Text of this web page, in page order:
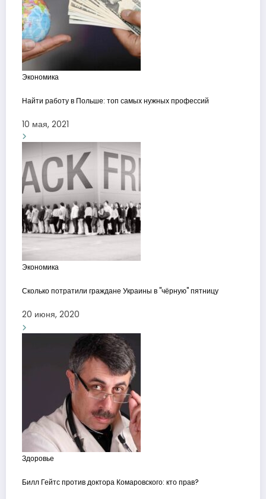
Экономика
Найти работу в Польше: топ самых нужных профессий
10 мая, 2021
Экономика
Сколько потратили граждане Украины в "чёрную" пятницу
20 июня, 2020
Здоровье
Билл Гейтс против доктора Комаровского: кто прав?